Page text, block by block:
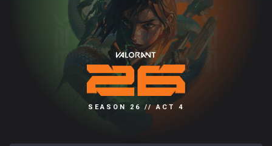
SEASON 26 // ACT 4